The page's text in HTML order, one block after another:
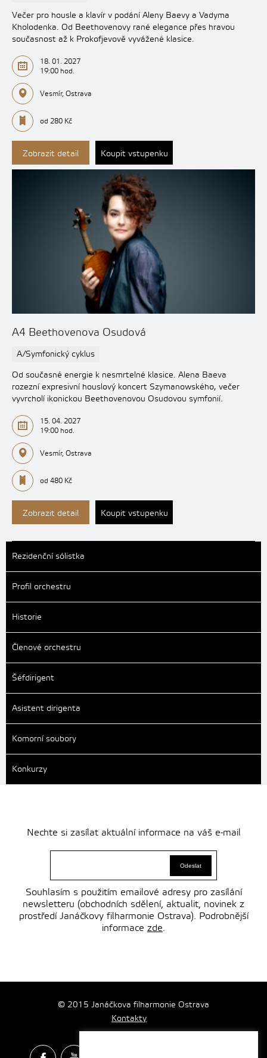
Večer pro housle a klavír v podání Aleny Baevy a Vadyma
Kholodenka. Od Beethovenovy rané elegance přes hravou
současnost až k Prokofjevově vyvážené klasice.
18. 01. 2027
19:00 hod.
Vesmír, Ostrava
od 280 Kč
Zobrazit detail Koupit vstupenku
A4 Beethovenova Osudová
A/Symfonický cyklus
Od současné energie k nesmrtelné klasice. Alena Baeva
rozezní expresivní houslový koncert Szymanowského, večer
vyvrcholí ikonickou Beethovenovou Osudovou symfonií.
15. 04. 2027
19:00 hod.
Vesmír, Ostrava
od 480 Kč
Zobrazit detail Koupit vstupenku
Rezidenční sólistka
Profil orchestru
Historie
Členové orchestru
Šéfdirigent
Asistent dirigenta
Komorní soubory
Konkurzy
Nechte si zasílat aktuální informace na váš e-mail
Souhlasím s použitím emailové adresy pro zasílání
newsletteru (obchodních sdělení, aktualit, novinek z
prostředí Janáčkovy filharmonie Ostrava). Podrobnější
informace zde.
© 2015 Janáčkova filharmonie Ostrava
Kontakty